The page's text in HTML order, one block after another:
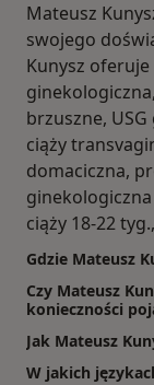
Mateusz
swojego
Kunysz
brzuszne,
ciąży
domaciczna,
ginekologiczna
ciąży 18-22
Gdzie Mateusz
Czy Mateusz
konieczności
Jak Mateusz
W jakich